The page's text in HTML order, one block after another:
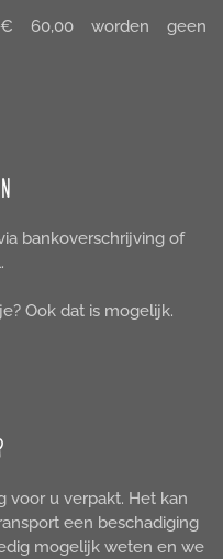
60,00 worden geen
bankoverschrijving of
Ook dat is mogelijk.
voor u verpakt. Het kan
een beschadiging
mogelijk weten en we